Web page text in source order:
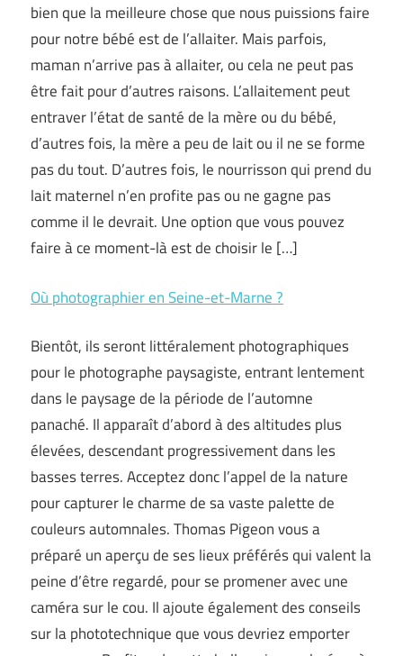
bien que la meilleure chose que nous puissions faire
pour notre bébé est de l’allaiter. Mais parfois,
maman n’arrive pas à allaiter, ou cela ne peut pas
être fait pour d’autres raisons. L’allaitement peut
entraver l’état de santé de la mère ou du bébé,
d’autres fois, la mère a peu de lait ou il ne se forme
pas du tout. D’autres fois, le nourrisson qui prend du
lait maternel n’en profite pas ou ne gagne pas
comme il le devrait. Une option que vous pouvez
faire à ce moment-là est de choisir le […]
Où photographier en Seine-et-Marne ?
Bientôt, ils seront littéralement photographiques
pour le photographe paysagiste, entrant lentement
dans le paysage de la période de l’automne
panaché. Il apparaît d’abord à des altitudes plus
élevées, descendant progressivement dans les
basses terres. Acceptez donc l’appel de la nature
pour capturer le charme de sa vaste palette de
couleurs automnales. Thomas Pigeon vous a
préparé un aperçu de ses lieux préférés qui valent la
peine d’être regardé, pour se promener avec une
caméra sur le cou. Il ajoute également des conseils
sur la phototechnique que vous devriez emporter